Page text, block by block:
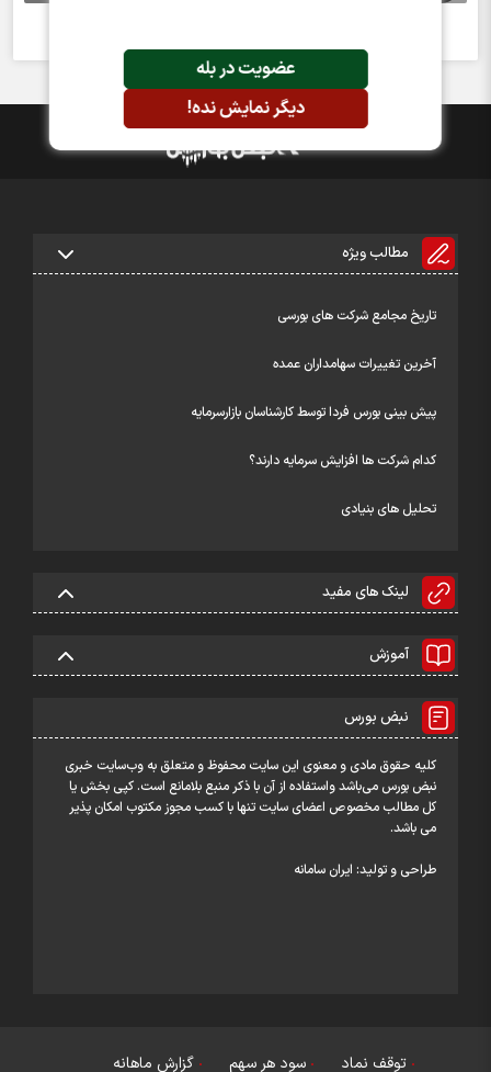
عضویت در بله
دیگر نمایش نده!
مطالب ویژه
تاریخ مجامع شرکت های بورسی
آخرین تغییرات سهامداران عمده
پیش بینی بورس فردا توسط کارشناسان بازارسرمایه
کدام شرکت ها افزایش سرمایه دارند؟
تحلیل های بنیادی
لینک های مفید
آموزش
نبض بورس
کلیه حقوق مادی و معنوی این سایت محفوظ و متعلق به وب‌سایت خبری
نبض بورس می‌باشد واستفاده از آن با ذکر منبع بلامانع است. کپی بخش یا
کل مطالب مخصوص اعضای سایت تنها با کسب مجوز مکتوب امکان پذیر
می باشد.
طراحی و تولید: ایران سامانه
توقف نماد سود هر سهم گزارش ماهانه